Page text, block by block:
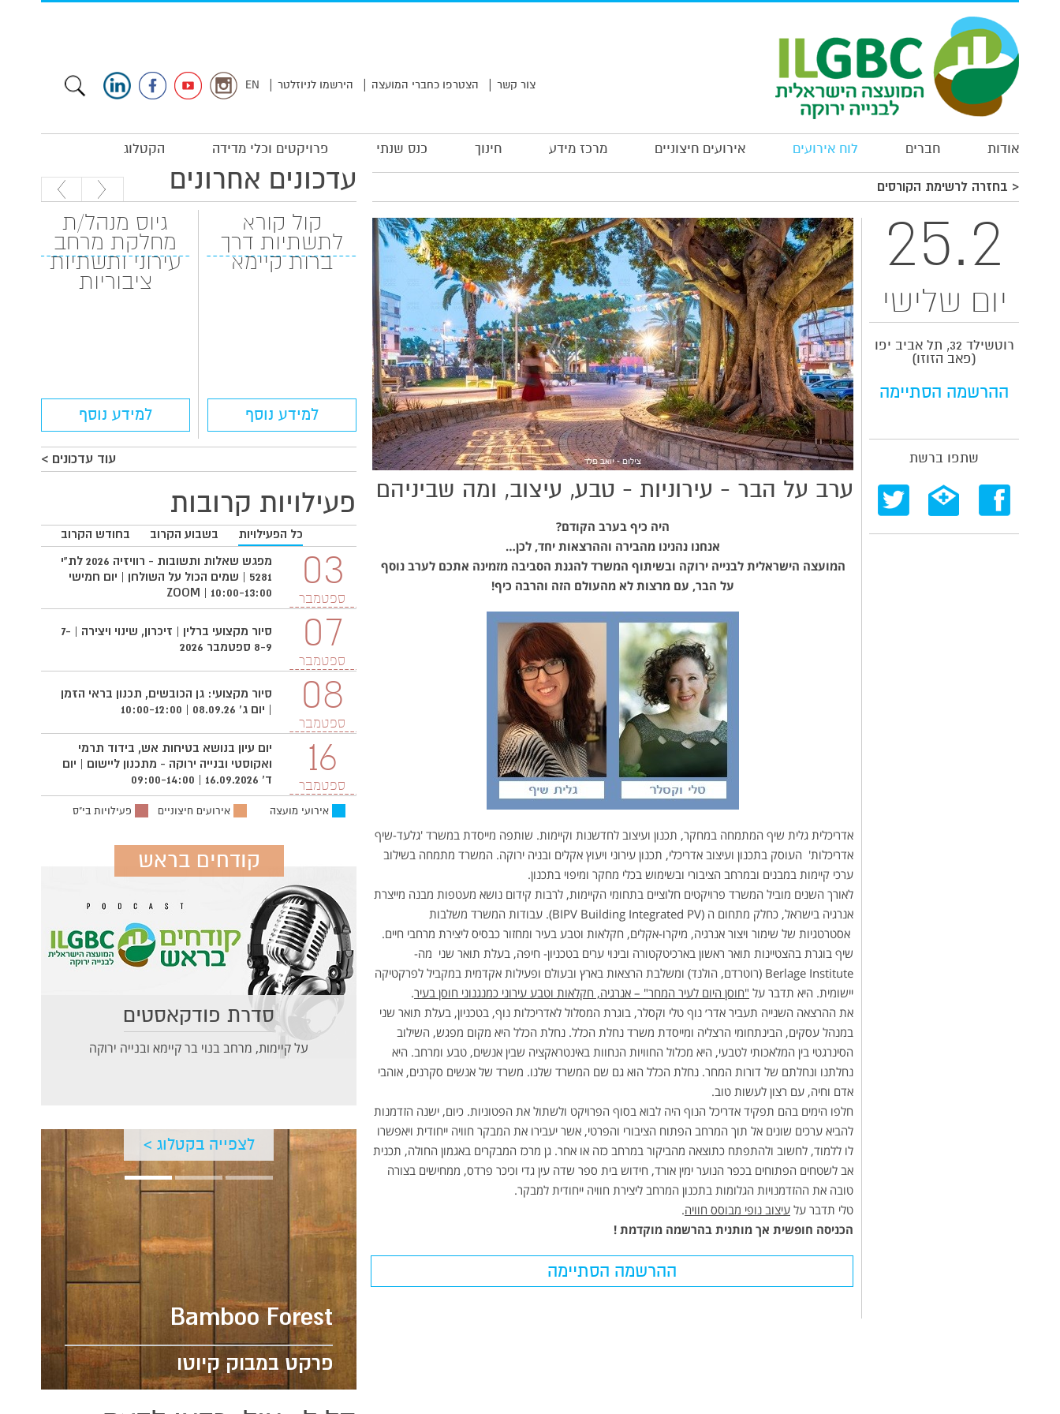
EN | הירשמו לניוזלטר | הצטרפו כחברי המועצה | צור קשר
אודות חברים לוח אירועים אירועים חיצוניים מרכז מידע חינוך כנס שנתי פרויקטים וכלי מדידה הקטלוג
< בחזרה לרשימת הקורסים
25.2
יום שלישי
רוטשילד 32, תל אביב יפו
(פאב הזוזו)
ההרשמה הסתיימה
שתפו ברשת
ערב על הבר - עירוניות - טבע, עיצוב, ומה שביניהם
היה כיף בערב הקודם?
אנחנו נהנינו מהבירה וההרצאות יחד, לכן…
המועצה הישראלית לבנייה ירוקה ובשיתוף המשרד להגנת הסביבה מזמינה אתכם לערב נוסף
על הבר, עם מרצות לא מהעולם הזה והרבה כיף!
אדריכלית גלית שיף המתמחה במחקר, תכנון ועיצוב לחדשנות וקיימות. שותפה מייסדת במשרד 'גלעד-שיף
אדריכלות' העוסק בתכנון ועיצוב אדריכלי, תכנון עירוני ויעוץ אקלים ובניה ירוקה. המשרד מתמחה בשילוב
ערכי קיימות במבנים ובמרחב הציבורי ובשימוש בכלי מחקר ומיפוי בתכנון.
לאורך השנים מוביל המשרד פרויקטים חלוציים בתחומי הקיימות, לרבות קידום נושא מעטפות מבנה מייצרת
אנרגיה בישראל, כחלק מתחום ה (BIPV Building Integrated PV). עבודות המשרד משלבות
אסטרטגיות של שימור ויצור אנרגיה, מיקרו-אקלים, חקלאות וטבע בעיר ומחזור כבסיס ליצירת מרחבי חיים.
שיף בוגרת בהצטיינות תואר ראשון בארכיטקטורה ובינוי ערים בטכניון- חיפה, בעלת תואר שני מה-
Berlage Institute (רוטרדם, הולנד) ומשלבת הרצאות בארץ ובעולם ופעילות אקדמית במקביל לפרקטיקה
יישומית. היא תדבר על "חוסן היום לעיר המחר" – אנרגיה, חקלאות וטבע עירוני כמנגנוני חוסן בעיר.
את ההרצאה השנייה תעביר אדר׳ נוף טלי וקסלר, בוגרת המסלול לאדריכלות נוף, בטכניון, בעלת תואר שני
במנהל עסקים, הבינתחומי הרצליה ומייסדת משרד נחלת הכלל. נחלת הכלל היא מקום מפגש, השילוב
הסינרגטי בין המלאכותי לטבעי, היא מכלול החוויות הנחוות באינטראקציה שבין אנשים, טבע ומרחב. היא
נחלתנו ונחלתם של דורות המחר. נחלת הכלל הוא גם שם המשרד שלנו. משרד של אנשים סקרנים, אוהבי
אדם וחיה, עם רצון לעשות טוב.
חלפו הימים בהם תפקיד אדריכל הנוף היה לבוא בסוף הפרויקט ולשתול את הפטוניות. כיום, ישנה הזדמנות
להביא ערכים שונים אל תוך המרחב הפתוח הציבורי והפרטי, אשר יעבירו את המבקר חוויה ייחודית ויאפשרו
לו ללמוד, לחשוב ולהתפתח כתוצאה מהביקור במרחב כזה או אחר. גן מרכז המבקרים באגמון החולה, תכנית
אב לשטחים הפתוחים בכפר הנוער ימין אורד, חידוש בית ספר שדה עין גדי וכיכר פרדס, ממחישים בצורה
טובה את ההזדמנויות הגלומות בתכנון המרחב ליצירת חוויה ייחודית למבקר.
טלי תדבר על עיצוב נופי מבוסס חוויה.
הכניסה חופשית אך מותנית בהרשמה מוקדמת !
ההרשמה הסתיימה
עדכונים אחרונים
קול קורא
לתשתיות דרך
ברות קיימא
למידע נוסף
גיוס מנהל/ת
מחלקת מרחב
עירוני ותשתיות
ציבוריות
למידע נוסף
עוד עדכונים >
פעילויות קרובות
בחודש הקרוב בשבוע הקרוב כל הפעילויות
03
ספטמבר
מפגש שאלות ותשובות - רוויזיה 2026 לת"י
5281 | שמים הכול על השולחן | יום חמישי
10:00-13:00 | ZOOM
07
ספטמבר
סיור מקצועי ברלין | זיכרון, שינוי ויצירה | 7-
8-9 ספטמבר 2026
08
ספטמבר
סיור מקצועי: גן הכובשים, תכנון בראי הזמן
| יום ג' 08.09.26 | 10:00-12:00
16
ספטמבר
יום עיון בנושא בטיחות אש, בידוד תרמי
ואקוסטי ובנייה ירוקה - מתכנון ליישום | יום
ד' 16.09.2026 | 09:00-14:00
אירועי מועצה אירועים חיצוניים פעילויות בי"ס
קודחים בראש
סדרת פודקאסטים
על קיימות, מרחב בנוי בר קיימא ובנייה ירוקה
לצפייה בקטלוג >
Bamboo Forest
פרקט במבוק קיוטו
*
*
הרשמה